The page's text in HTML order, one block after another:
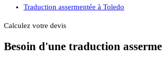
Traduction assermentée à Toledo
Calculez votre devis
Besoin d'une traduction